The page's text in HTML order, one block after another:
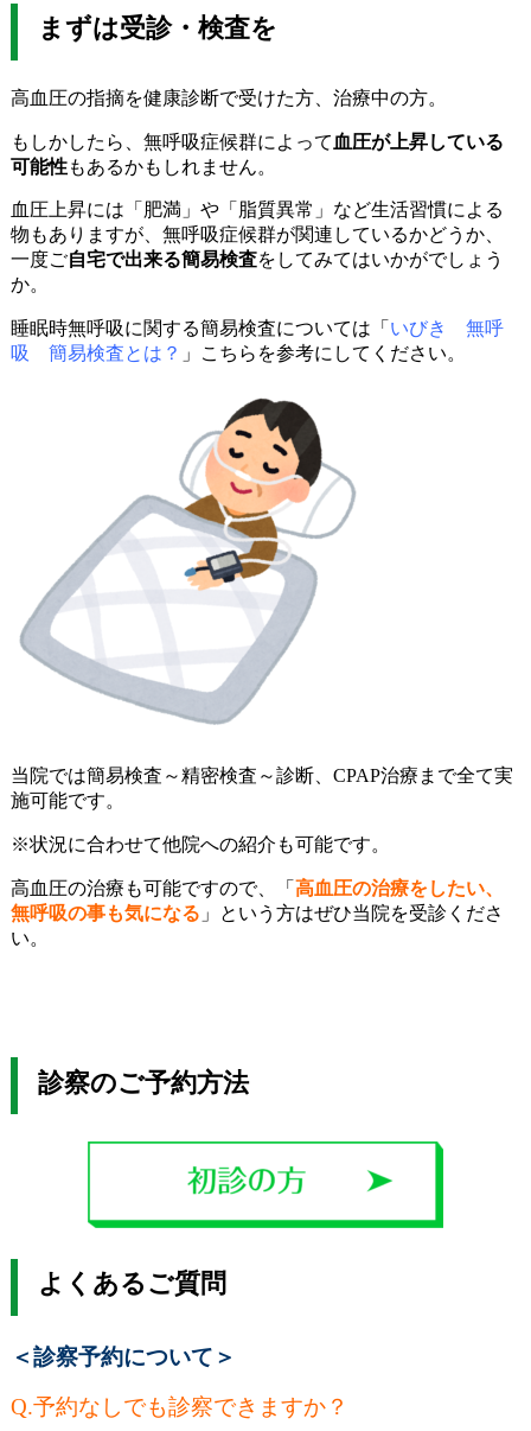
まずは受診・検査を
高血圧の指摘を健康診断で受けた方、治療中の方。
もしかしたら、無呼吸症候群によって 血圧が上昇している
可能性もあるかもしれません。
血圧上昇には「肥満」や「脂質異常」など生活習慣による
物もありますが、無呼吸症候群が関連しているかどうか、
一度ご自宅で出来る簡易検査をしてみてはいかがでしょう
か。
睡眠時無呼吸に関する簡易検査については「 いびき 無呼
吸 簡易検査とは？ 」こちらを参考にしてください。
当院では簡易検査～精密検査～診断、CPAP治療まで全て実
施可能です。
※状況に合わせて他院への紹介も可能です。
高血圧の治療も可能ですので、「 高血圧の治療をしたい、
無呼吸の事も気になる 」という方はぜひ当院を受診くださ
い。
診察のご予約方法
よくあるご質問
＜診察予約について＞
Q.予約なしでも診察できますか？